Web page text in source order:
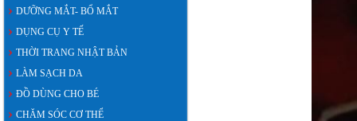
DƯỠNG MẮT- BỔ MẮT
DỤNG CỤ Y TẾ
THỜI TRANG NHẬT BẢN
LÀM SẠCH DA
ĐỒ DÙNG CHO BÉ
CHĂM SÓC CƠ THỂ